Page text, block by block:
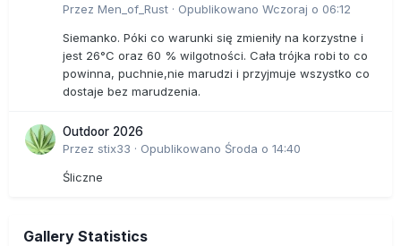
Przez Men_of_Rust · Opublikowano Wczoraj o 06:12
Siemanko. Póki co warunki się zmieniły na korzystne i
jest 26°C oraz 60 % wilgotności. Cała trójka robi to co
powinna, puchnie,nie marudzi i przyjmuje wszystko co
dostaje bez marudzenia.
Outdoor 2026
Przez stix33 · Opublikowano Środa o 14:40
Śliczne
Gallery Statistics